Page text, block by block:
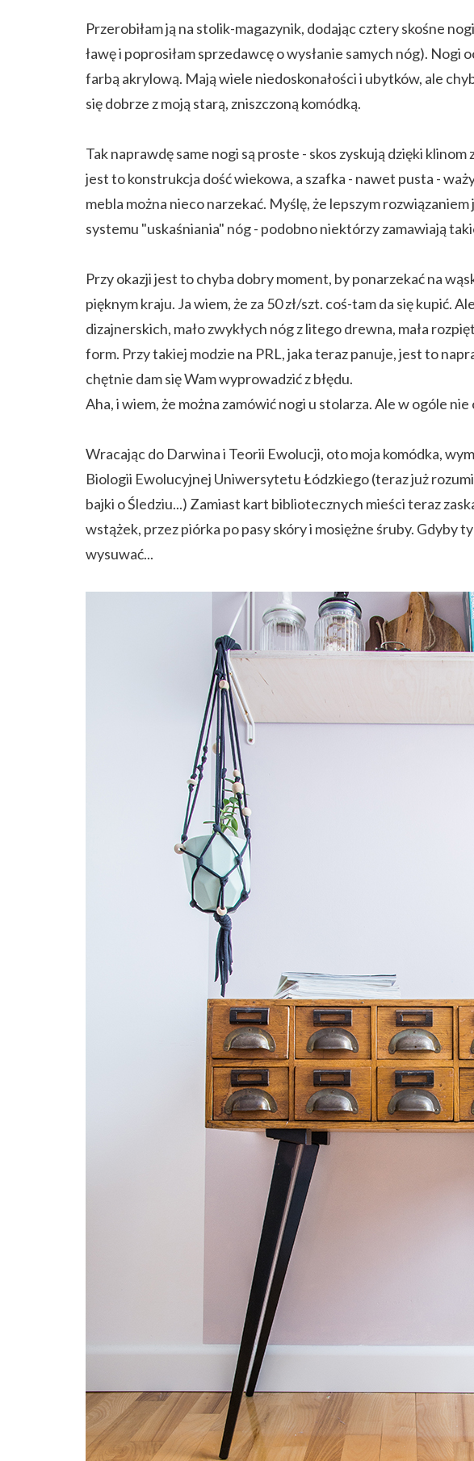
Przerobiłam ją na stolik-magazynik, dodając cztery skośne
ławę i poprosiłam sprzedawcę o wysłanie samych nóg). Nogi
farbą akrylową. Mają wiele niedoskonałości i ubytków, ale
się dobrze z moją starą, zniszczoną komódką.
Tak naprawdę same nogi są proste - skos zyskują dzięki
jest to konstrukcja dość wiekowa, a szafka - nawet pusta -
mebla można nieco narzekać. Myślę, że lepszym
systemu "uskaśniania" nóg - podobno niektórzy zamawiają
Przy okazji jest to chyba dobry moment, by ponarzekać na
pięknym kraju. Ja wiem, że za 50 zł/szt. coś-tam da się kupić.
dizajnerskich, mało zwykłych nóg z litego drewna, mała
form. Przy takiej modzie na PRL, jaka teraz panuje, jest to
chętnie dam się Wam wyprowadzić z błędu.
Aha, i wiem, że można zamówić nogi u stolarza. Ale w ogóle nie
Wracając do Darwina i Teorii Ewolucji, oto moja komódka,
Biologii Ewolucyjnej Uniwersytetu Łódzkiego (teraz już
bajki o Śledziu...) Zamiast kart bibliotecznych mieści teraz
wstążek, przez piórka po pasy skóry i mosiężne śruby. Gdyby
wysuwać...